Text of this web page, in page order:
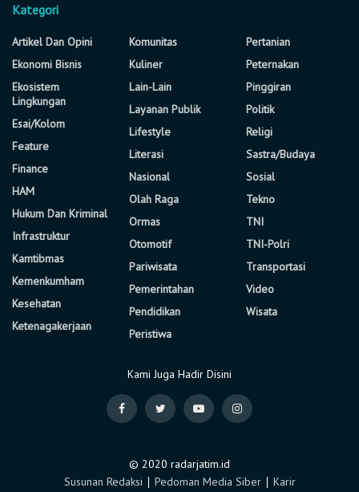
Kategori
Artikel Dan Opini
Ekonomi Bisnis
Ekosistem
Lingkungan
Esai/Kolom
Feature
Finance
HAM
Hukum Dan Kriminal
Infrastruktur
Kamtibmas
Kemenkumham
Kesehatan
Ketenagakerjaan
Komunitas
Kuliner
Lain-Lain
Layanan Publik
Lifestyle
Literasi
Nasional
Olah Raga
Ormas
Otomotif
Pariwisata
Pemerintahan
Pendidikan
Peristiwa
Pertanian
Peternakan
Pinggiran
Politik
Religi
Sastra/Budaya
Sosial
Tekno
TNI
TNI-Polri
Transportasi
Video
Wisata
Kami Juga Hadir Disini
© 2020 radarjatim.id
Susunan Redaksi ∣ Pedoman Media Siber∣ Karir